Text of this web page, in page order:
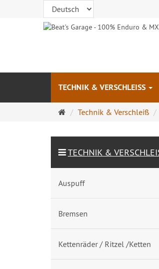
TECHNIK & VERSCHLEISS
Startseite
Technik & Verschleiß
TECHNIK &
Auspuff
Bremsen
Kettenräder / Ritzel /Ketten